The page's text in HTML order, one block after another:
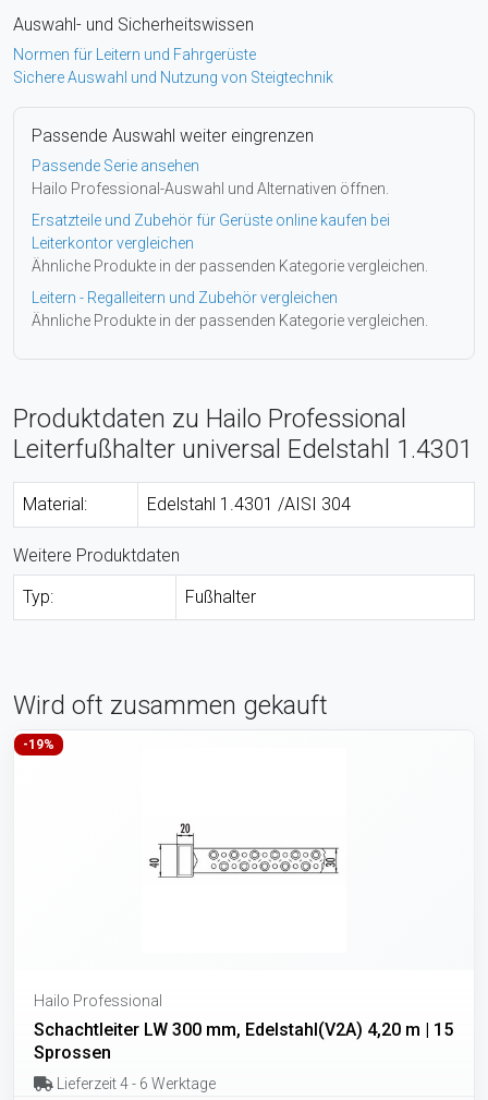
Auswahl- und Sicherheitswissen
Normen für Leitern und Fahrgerüste
Sichere Auswahl und Nutzung von Steigtechnik
Passende Auswahl weiter eingrenzen
Passende Serie ansehen
Hailo Professional-Auswahl und Alternativen öffnen.
Ersatzteile und Zubehör für Gerüste online kaufen bei
Leiterkontor vergleichen
Ähnliche Produkte in der passenden Kategorie vergleichen.
Leitern - Regalleitern und Zubehör vergleichen
Ähnliche Produkte in der passenden Kategorie vergleichen.
Produktdaten zu Hailo Professional
Leiterfußhalter universal Edelstahl 1.4301
Material: Edelstahl 1.4301 /AISI 304
Weitere Produktdaten
Typ:
Fußhalter
Wird oft zusammen gekauft
-19%
Hailo Professional
Schachtleiter LW 300 mm, Edelstahl(V2A) 4,20 m | 15
Sprossen
Lieferzeit 4 - 6 Werktage